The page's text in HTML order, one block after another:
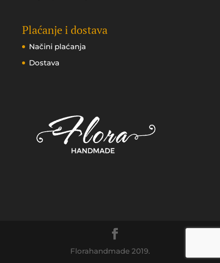
Plaćanje i dostava
Načini plaćanja
Dostava
Florahandmade 2019.